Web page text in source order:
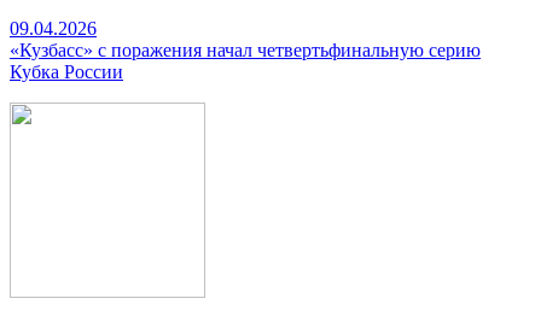
09.04.2026
«Кузбасс» с поражения начал четвертьфинальную серию
Кубка России